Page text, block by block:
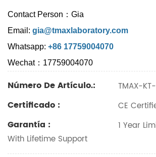
Contact Person：Gia
Email: gia@tmaxlaboratory.com
Whatsapp: +86 17759004070
Wechat：17759004070
Número De Artículo.: TMAX-
Certificado : CE
Garantía :
1 Year
With Lifetime Support